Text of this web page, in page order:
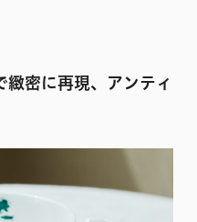
緻密に再現、アンティ